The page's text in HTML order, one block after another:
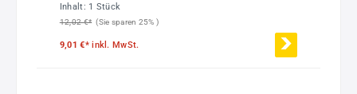
Inhalt: 1 Stück
12,02 €* (Sie sparen 25% )
9,01 €*inkl. MwSt.